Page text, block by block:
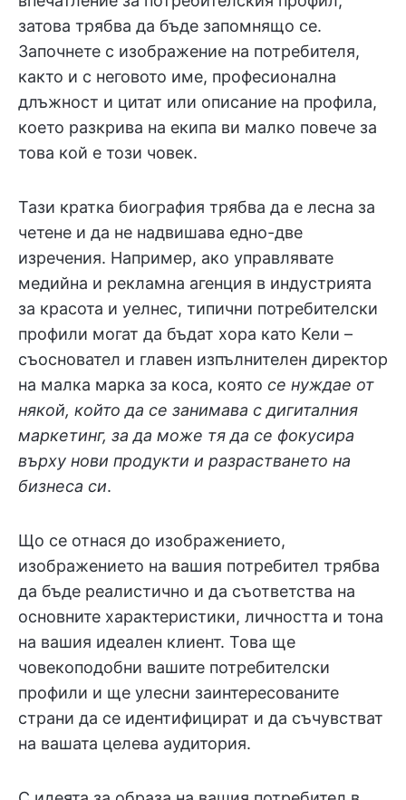
затова трябва да бъде запомнящо се.
Започнете с изображение на потребителя,
както и с неговото име, професионална
длъжност и цитат или описание на профила,
което разкрива на екипа ви малко повече за
това кой е този човек.
Тази кратка биография трябва да е лесна за
четене и да не надвишава едно-две
изречения. Например, ако управлявате
медийна и рекламна агенция в индустрията
за красота и уелнес, типични потребителски
профили могат да бъдат хора като Кели –
съосновател и главен изпълнителен директор
на малка марка за коса, която се нуждае от
някой, който да се занимава с дигиталния
маркетинг, за да може тя да се фокусира
върху нови продукти и разрастването на
бизнеса си.
Що се отнася до изображението,
изображението на вашия потребител трябва
да бъде реалистично и да съответства на
основните характеристики, личността и тона
на вашия идеален клиент. Това ще
човекоподобни вашите потребителски
профили и ще улесни заинтересованите
страни да се идентифицират и да съчувстват
на вашата целева аудитория.